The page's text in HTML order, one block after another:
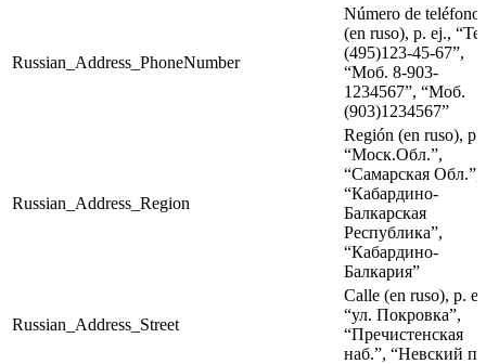
Russian_Address_PhoneNumber
Número de teléfono
(en ruso), p. ej.,
(495)123-45-67”,
“Моб. 8-903-
1234567”, “Моб.
(903)1234567”
Russian_Address_Region
Región (en ruso), p.
“Моск.Обл.”,
“Самарская Обл.”,
“Кабардино-
Балкарская
Республика”,
“Кабардино-
Балкария”
Russian_Address_Street
Calle (en ruso), p.
“ул. Покровка”,
“Пречистенская
наб.”, “Невский